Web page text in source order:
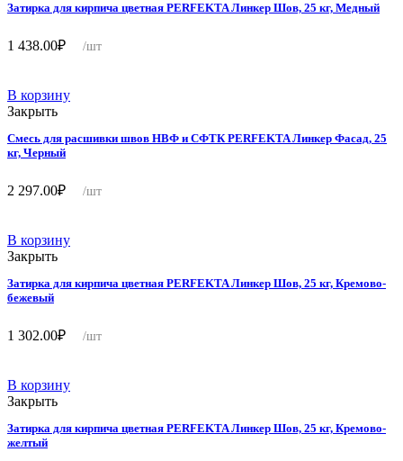
Затирка для кирпича цветная PERFEKTA Линкер Шов, 25 кг, Медный
1 438.00₽ /шт
В корзину
Закрыть
Смесь для расшивки швов НВФ и СФТК PERFEKTA Линкер Фасад, 25
кг, Черный
2 297.00₽ /шт
В корзину
Закрыть
Затирка для кирпича цветная PERFEKTA Линкер Шов, 25 кг, Кремово-
бежевый
1 302.00₽ /шт
В корзину
Закрыть
Затирка для кирпича цветная PERFEKTA Линкер Шов, 25 кг, Кремово-
желтый